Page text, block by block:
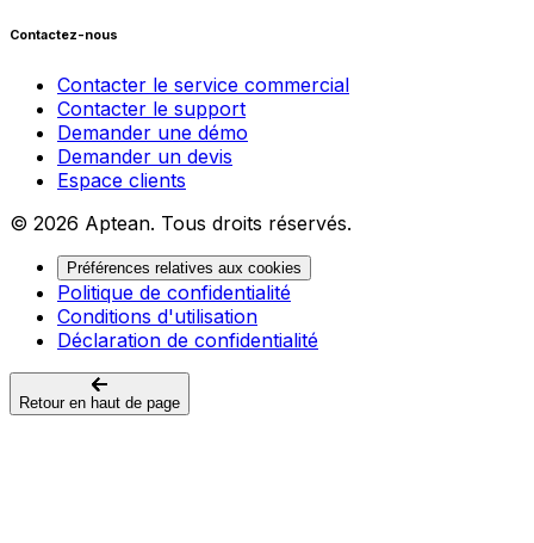
Contactez-nous
Contacter le service commercial
Contacter le support
Demander une démo
Demander un devis
Espace clients
© 2026 Aptean. Tous droits réservés.
Préférences relatives aux cookies
Politique de confidentialité
Conditions d'utilisation
Déclaration de confidentialité
Retour en haut de page